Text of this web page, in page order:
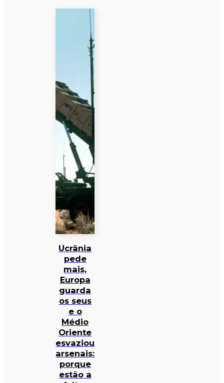
Ucrânia
pede
mais,
Europa
guarda
os seus
e o
Médio
Oriente
esvaziou
arsenais:
porque
estão a